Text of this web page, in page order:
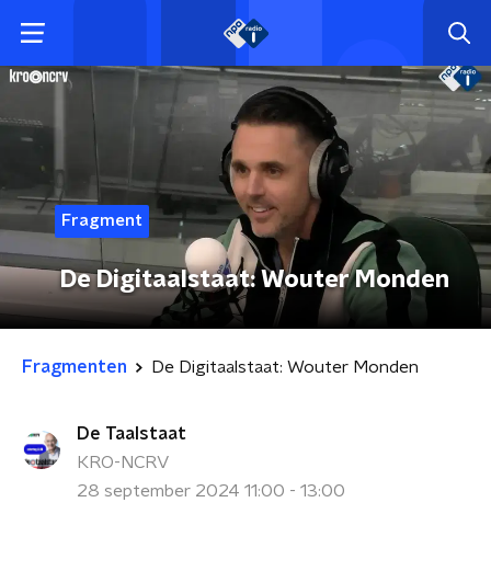
Fragment
De Digitaalstaat: Wouter Monden
Fragmenten De Digitaalstaat: Wouter Monden
De Taalstaat
KRO-NCRV
28 september 2024 11:00 - 13:00